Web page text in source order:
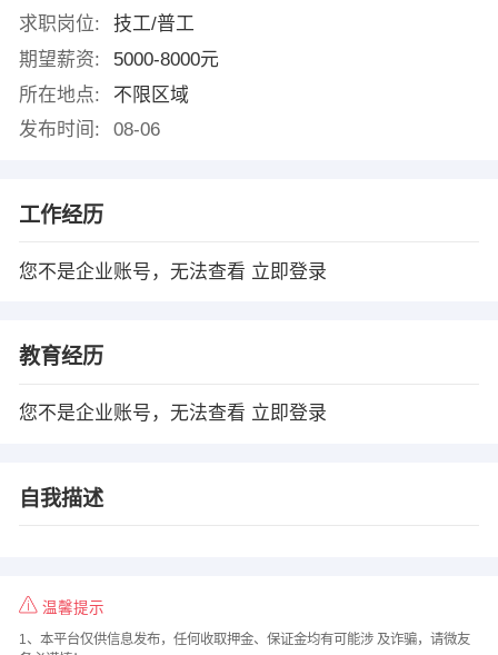
求职岗位:
技工/普工
期望薪资:
5000-8000元
所在地点:
不限区域
发布时间:
08-06
工作经历
您不是企业账号，无法查看 立即登录
教育经历
您不是企业账号，无法查看 立即登录
自我描述
温馨提示
1、本平台仅供信息发布，任何收取押金、保证金均有可能涉 及诈骗，请微友